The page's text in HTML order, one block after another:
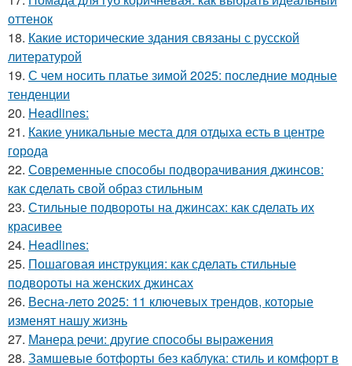
оттенок
18. Какие исторические здания связаны с русской
литературой
19. С чем носить платье зимой 2025: последние модные
тенденции
20. Headlines:
21. Какие уникальные места для отдыха есть в центре
города
22. Современные способы подворачивания джинсов:
как сделать свой образ стильным
23. Стильные подвороты на джинсах: как сделать их
красивее
24. Headlines:
25. Пошаговая инструкция: как сделать стильные
подвороты на женских джинсах
26. Весна-лето 2025: 11 ключевых трендов, которые
изменят нашу жизнь
27. Манера речи: другие способы выражения
28. Замшевые ботфорты без каблука: стиль и комфорт в